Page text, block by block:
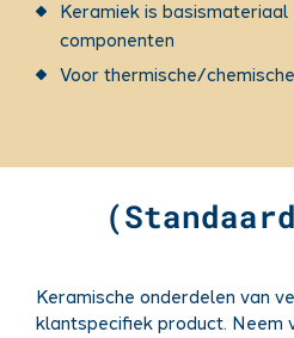
Keramiek is
componenten
Voor thermische/
Keramische onderdelen van
klantspecifiek product. Neem